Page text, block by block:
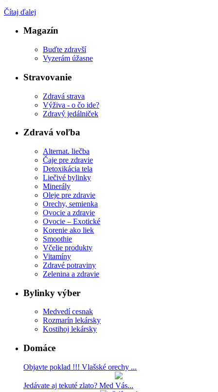
Čítaj ďalej
Magazín
Buďte zdravší
Vyzerám úžasne
Stravovanie
Zdravá strava
Výživa - o čo ide?
Zdravý jedálniček
Zdravá voľba
Alternat. liečba
Čaje pre zdravie
Detoxikácia tela
Liečivé bylinky
Minerály
Oleje pre zdravie
Orechy, semienka
Ovocie a zdravie
Ovocie – Exotické
Korenie ako liek
Smoothie
Včelie produkty
Vitamíny
Zdravé potraviny
Zelenina a zdravie
Bylinky výber
Medvedí cesnak
Rozmarín lekársky
Kostihoj lekársky
Domáce
Objavte poklad !!! Vlašské orechy ...
Jedávate aj tekuté zlato? Med Vás...